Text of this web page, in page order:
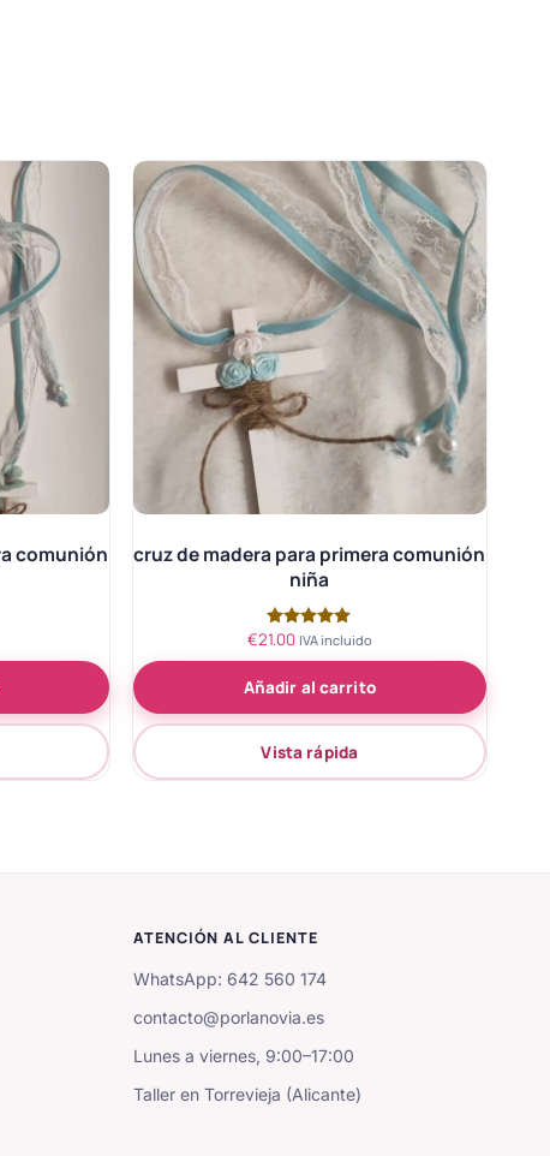
comunión
cruz de madera para primera comunión
niña
Valorado
de 5
€21.00 IVA incluido
Añadir al carrito
Vista rápida
ATENCIÓN AL CLIENTE
WhatsApp: 642 560 174
contacto@porlanovia.es
Lunes a viernes, 9:00–17:00
Taller en Torrevieja (Alicante)